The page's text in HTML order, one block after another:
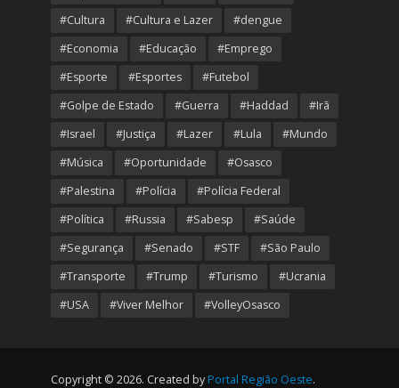
#Cultura
#Cultura e Lazer
#dengue
#Economia
#Educação
#Emprego
#Esporte
#Esportes
#Futebol
#Golpe de Estado
#Guerra #Haddad
#Irã
#Israel
#Justiça #Lazer #Lula
#Mundo
#Música
#Oportunidade
#Osasco
#Palestina
#Polícia
#Polícia Federal
#Política
#Russia #Sabesp
#Saúde
#Segurança
#Senado #STF
#São Paulo
#Transporte
#Trump #Turismo
#Ucrania
#USA
#Viver Melhor #VolleyOsasco
Copyright © 2026. Created by Portal Região Oeste.